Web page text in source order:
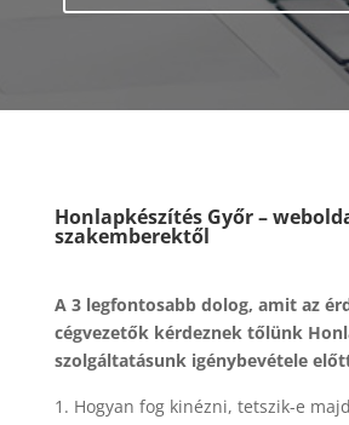
Honlapkészítés Győr –
szakemberektől
A 3 legfontosabb dolog, amit az
cégvezetők kérdeznek tőlünk
szolgáltatásunk igénybevétele
Hogyan fog kinézni, tetszik-e